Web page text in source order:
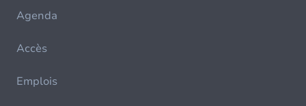
Agenda
Accès
Emplois